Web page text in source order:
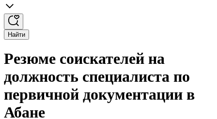
Найти
Резюме соискателей на
должность специалиста по
первичной документации в
Абане